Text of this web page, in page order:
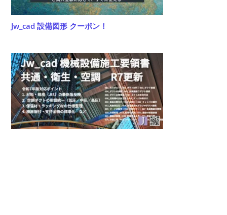
Jw_cad 設備図形 クーポン！